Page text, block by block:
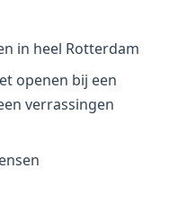
in heel Rotterdam
openen bij een
verrassingen